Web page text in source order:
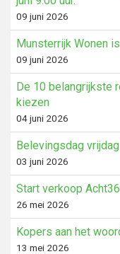
09 juni 2026
Munsterrijk Wonen
09 juni 2026
De 10 belangrijkste
kiezen
04 juni 2026
Belevingsdag
03 juni 2026
Start verkoop
26 mei 2026
Kopers aan het
13 mei 2026